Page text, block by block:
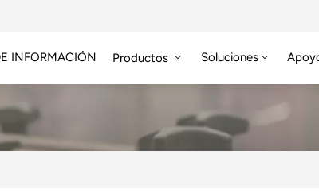
INFORMACIÓN Productos Soluciones